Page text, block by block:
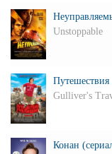
Unstoppable
Путешествия
Gulliver's
Конан